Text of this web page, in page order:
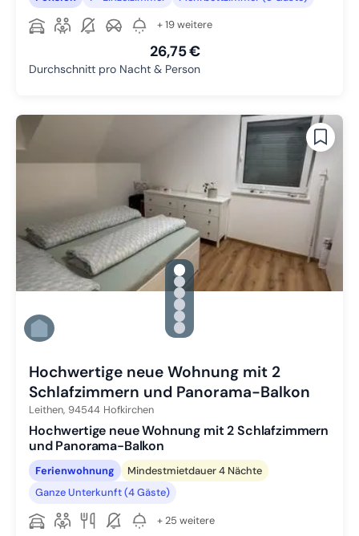
+ 19 weitere
26,75 €
Durchschnitt pro Nacht & Person
gallery.slide_selector
Zu Slide 1 wechseln
Zu Slide 2 wechseln
Zu Slide 3 wechseln
Zu Slide 4 wechseln
Zu Slide 5 wechseln
Zu Slide 6 wechseln
Hochwertige neue Wohnung mit 2
Schlafzimmern und Panorama-Balkon
Leithen, 94544 Hofkirchen
Hochwertige neue Wohnung mit 2 Schlafzimmern
und Panorama-Balkon
Ferienwohnung
Mindestmietdauer 4 Nächte
Ganze Unterkunft (4 Gäste)
+ 25 weitere